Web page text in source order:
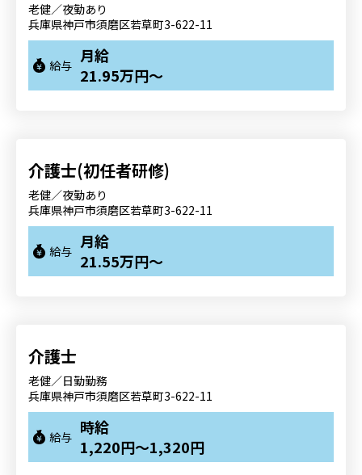
老健／夜勤あり
兵庫県神戸市須磨区若草町3-622-11
給与 月給
21.95万円～
介護士(初任者研修)
老健／夜勤あり
兵庫県神戸市須磨区若草町3-622-11
給与 月給
21.55万円～
介護士
老健／日勤勤務
兵庫県神戸市須磨区若草町3-622-11
給与 時給
1,220円～1,320円